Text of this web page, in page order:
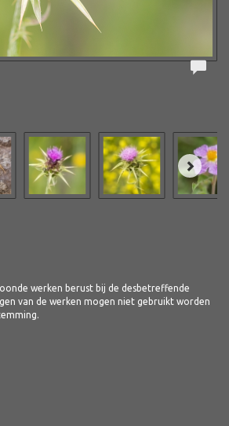
werken berust bij de desbetreffende
van de werken mogen niet gebruikt worden